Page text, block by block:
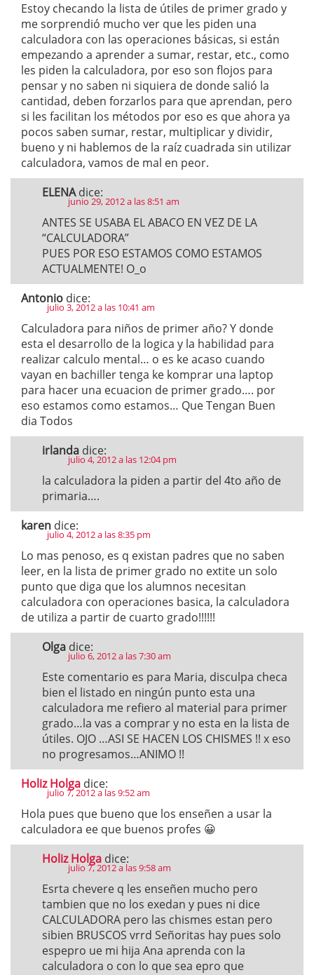
Estoy checando la lista de útiles de primer grado y
me sorprendió mucho ver que les piden una
calculadora con las operaciones básicas, si están
empezando a aprender a sumar, restar, etc., como
les piden la calculadora, por eso son flojos para
pensar y no saben ni siquiera de donde salió la
cantidad, deben forzarlos para que aprendan, pero
si les facilitan los métodos por eso es que ahora ya
pocos saben sumar, restar, multiplicar y dividir,
bueno y ni hablemos de la raíz cuadrada sin utilizar
calculadora, vamos de mal en peor.
ELENA dice:
junio 29, 2012 a las 8:51 am
ANTES SE USABA EL ABACO EN VEZ DE LA
“CALCULADORA”
PUES POR ESO ESTAMOS COMO ESTAMOS
ACTUALMENTE! O_o
Antonio dice:
julio 3, 2012 a las 10:41 am
Calculadora para niños de primer año? Y donde
esta el desarrollo de la logica y la habilidad para
realizar calculo mental… o es ke acaso cuando
vayan en bachiller tenga ke komprar una laptop
para hacer una ecuacion de primer grado…. por
eso estamos como estamos… Que Tengan Buen
dia Todos
irlanda dice:
julio 4, 2012 a las 12:04 pm
la calculadora la piden a partir del 4to año de
primaria….
karen dice:
julio 4, 2012 a las 8:35 pm
Lo mas penoso, es q existan padres que no saben
leer, en la lista de primer grado no extite un solo
punto que diga que los alumnos necesitan
calculadora con operaciones basica, la calculadora
de utiliza a partir de cuarto grado!!!!!!
Olga dice:
julio 6, 2012 a las 7:30 am
Este comentario es para Maria, disculpa checa
bien el listado en ningún punto esta una
calculadora me refiero al material para primer
grado…la vas a comprar y no esta en la lista de
útiles. OJO …ASI SE HACEN LOS CHISMES !! x eso
no progresamos…ANIMO !!
Holiz Holga dice:
julio 7, 2012 a las 9:52 am
Hola pues que bueno que los enseñen a usar la
calculadora ee que buenos profes 😀
Holiz Holga dice:
julio 7, 2012 a las 9:58 am
Esrta chevere q les enseñen mucho pero
tambien que no los exedan y pues ni dice
CALCULADORA pero las chismes estan pero
sibien BRUSCOS vrrd Señoritas hay pues solo
espepro ue mi hija Ana aprenda con la
calculadora o con lo que sea epro que